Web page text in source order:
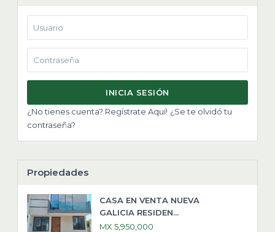
INICIA SESIÓN
¿No tienes cuenta? Regístrate Aquí! ¿Se te olvidó tu
contraseña?
Propiedades
CASA EN VENTA NUEVA
GALICIA RESIDEN...
MX 5,950,000